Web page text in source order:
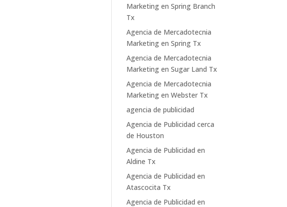
Marketing en Spring Branch
Tx
Agencia de Mercadotecnia
Marketing en Spring Tx
Agencia de Mercadotecnia
Marketing en Sugar Land Tx
Agencia de Mercadotecnia
Marketing en Webster Tx
agencia de publicidad
Agencia de Publicidad cerca
de Houston
Agencia de Publicidad en
Aldine Tx
Agencia de Publicidad en
Atascocita Tx
Agencia de Publicidad en